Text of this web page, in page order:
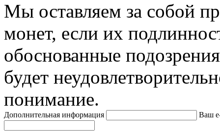
Мы оставляем за собой
монет, если их
обоснованные
будет
понимание.
Дополнительная информация Ваш